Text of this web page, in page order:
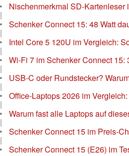
• Nischenmerkmal SD-Kartenleser
|
• Schenker Connect 15: 48 Watt
|
• Intel Core 5 120U im Vergleich:
|
• Wi-Fi 7 im Schenker Connect 15:
|
• USB-C oder Rundstecker?
|
• Office-Laptops 2026 im
|
• Warum fast alle Laptops auf
|
• Schenker Connect 15 im Preis-
|
• Schenker Connect 15 (E26) im